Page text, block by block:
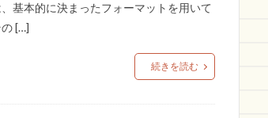
基本的に決まったフォーマットを用いて
[…]
続きを読む